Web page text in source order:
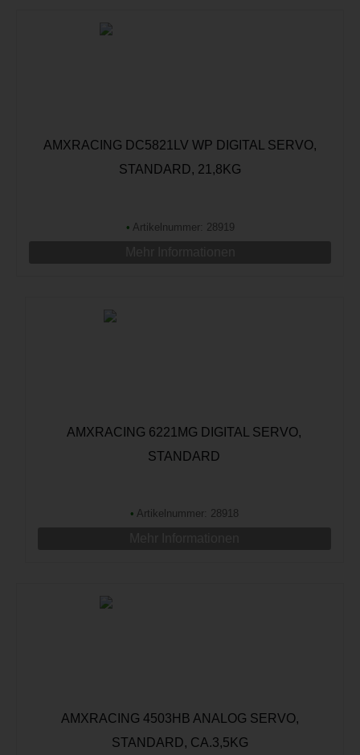
AMXRACING DC5821LV WP DIGITAL SERVO,
STANDARD, 21,8KG
• Artikelnummer: 28919
AMXRACING 6221MG DIGITAL SERVO,
STANDARD
• Artikelnummer: 28918
AMXRACING 4503HB ANALOG SERVO,
STANDARD, CA.3,5KG